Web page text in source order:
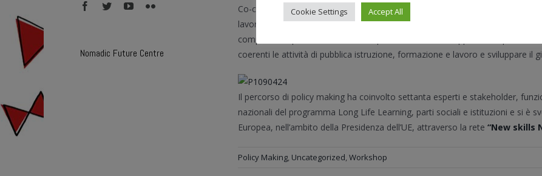
facebook
twitteryoutubeflickr
Nomadic Future Centre
Co-costruzione di politiche e strategie Europee “
lavoro del futuro. I laboratori di co-progettazione e ricerca hanno analizzato
competenze, promuovere incentivi per stimolare lo sviluppo di competenze
coerenti le attività di pubblica istruzione, formazione e lavoro e sviluppare il
Il percorso di policy making ha coinvolto settanta esperti e stakeholder,
nazionali del programma Long Life Learning, parti sociali e istituzioni e si è
Europea, nell’ambito della Presidenza dell’UE, attraverso la rete “New skills
Policy Making, Uncategorized,Workshop
Cookie Settings Accept All